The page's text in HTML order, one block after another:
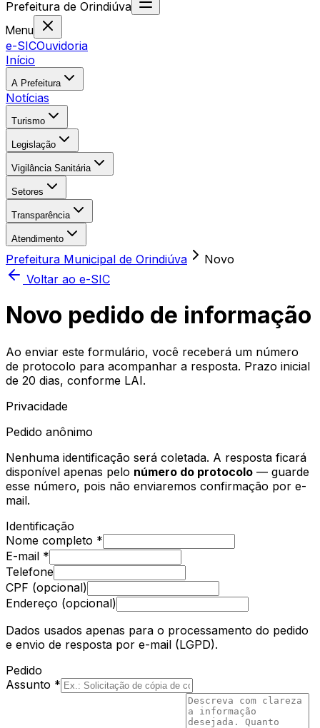
Prefeitura de Orindiúva
Menu
e-SICOuvidoria
Início
A Prefeitura
Notícias
Turismo
Legislação
Vigilância Sanitária
Setores
Transparência
Atendimento
Prefeitura Municipal de Orindiúva
Novo
Voltar ao e-SIC
Novo pedido de informação
Ao enviar este formulário, você receberá um número
de protocolo para acompanhar a resposta. Prazo inicial
de 20 dias, conforme LAI.
Privacidade
Pedido anônimo
Nenhuma identificação será coletada. A resposta ficará
disponível apenas pelo número do protocolo — guarde
esse número, pois não enviaremos confirmação por e-
mail.
Identificação
Nome completo *
E-mail *
Telefone
CPF (opcional)
Endereço (opcional)
Dados usados apenas para o processamento do pedido
e envio de resposta por e-mail (LGPD).
Pedido
Assunto *